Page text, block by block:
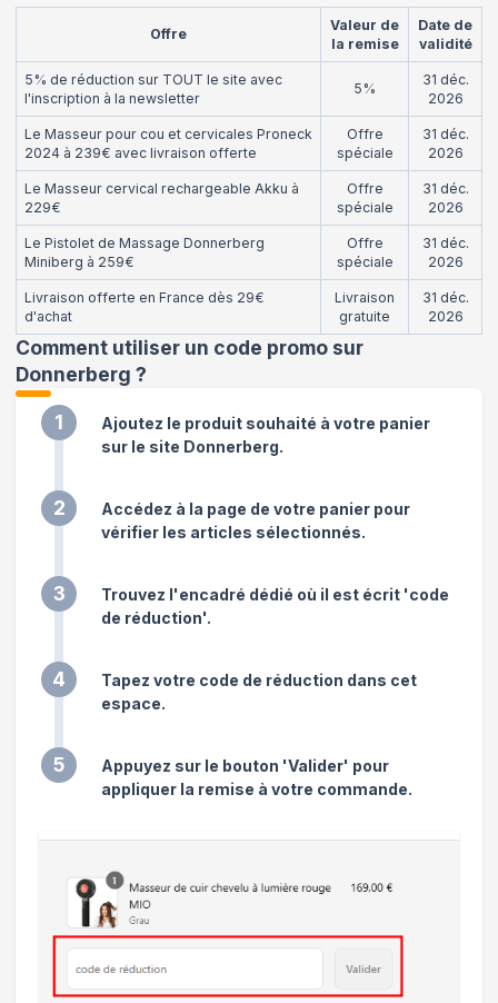
Offre
Valeur de
la remise
Date de
validité
5% de réduction sur TOUT le site avec
l'inscription à la newsletter
5%
31 déc.
2026
Le Masseur pour cou et cervicales Proneck
2024 à 239€ avec livraison offerte
Offre
spéciale
31 déc.
2026
Le Masseur cervical rechargeable Akku à
229€
Offre
spéciale
31 déc.
2026
Le Pistolet de Massage Donnerberg
Miniberg à 259€
Offre
spéciale
31 déc.
2026
Livraison offerte en France dès 29€
d'achat
Livraison
gratuite
31 déc.
2026
Comment utiliser un code promo sur
Donnerberg ?
1
Ajoutez le produit souhaité à votre panier
sur le site Donnerberg.
2
Accédez à la page de votre panier pour
vérifier les articles sélectionnés.
3
Trouvez l'encadré dédié où il est écrit 'code
de réduction'.
4
Tapez votre code de réduction dans cet
espace.
5
Appuyez sur le bouton 'Valider' pour
appliquer la remise à votre commande.